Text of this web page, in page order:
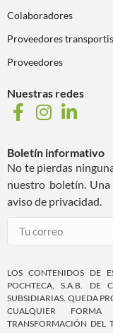
Colaboradores
Proveedores
Proveedores
Nuestras redes
Boletín informativo
No te pierdas
nuestro boletín.
aviso de privacidad.
LOS CONTENIDOS DE
POCHTECA, S.A.B. DE
SUBSIDIARIAS. QUEDA
CUALQUIER
TRANSFORMACIÓN DEL